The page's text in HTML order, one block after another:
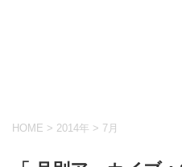
HOME > 2014年 > 7月